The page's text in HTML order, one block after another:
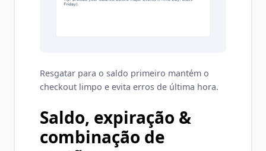
Resgatar para o saldo primeiro mantém o
checkout limpo e evita erros de última hora.
Saldo, expiração &
combinação de